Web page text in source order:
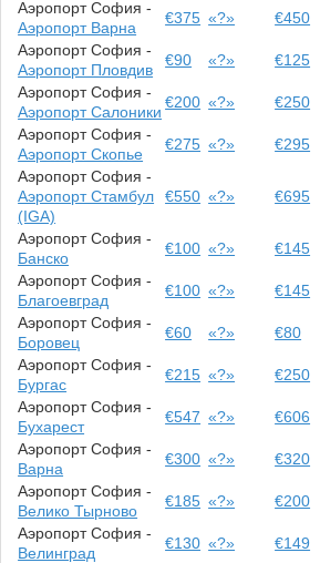
Аэропорт София -
Аэропорт Варна
€375 «?» €450
Аэропорт София -
Аэропорт Пловдив
€90 «?» €125
Аэропорт София -
Аэропорт Салоники
€200 «?» €250
Аэропорт София -
Аэропорт Скопье
€275 «?» €295
Аэропорт София -
Аэропорт Стамбул
(IGA)
€550 «?» €695
Аэропорт София -
Банско
€100 «?» €145
Аэропорт София -
Благоевград
€100 «?» €145
Аэропорт София -
Боровец
€60 «?» €80
Аэропорт София -
Бургас
€215 «?» €250
Аэропорт София -
Бухарест
€547 «?» €606
Аэропорт София -
Варна
€300 «?» €320
Аэропорт София -
Велико Тырново
€185 «?» €200
Аэропорт София -
Велинград
€130 «?» €149